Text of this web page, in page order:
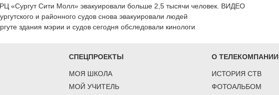
«Сургут Сити Молл» эвакуировали больше 2,5 тысячи человек. ВИДЕО
и районного судов снова эвакуировали людей
здания мэрии и судов сегодня обследовали кинологи
СПЕЦПРОЕКТЫ
МОЯ ШКОЛА
МОЙ УЧИТЕЛЬ
О ТЕЛЕКОМПАНИИ
ИСТОРИЯ СТВ
ФОТОАЛЬБОМ